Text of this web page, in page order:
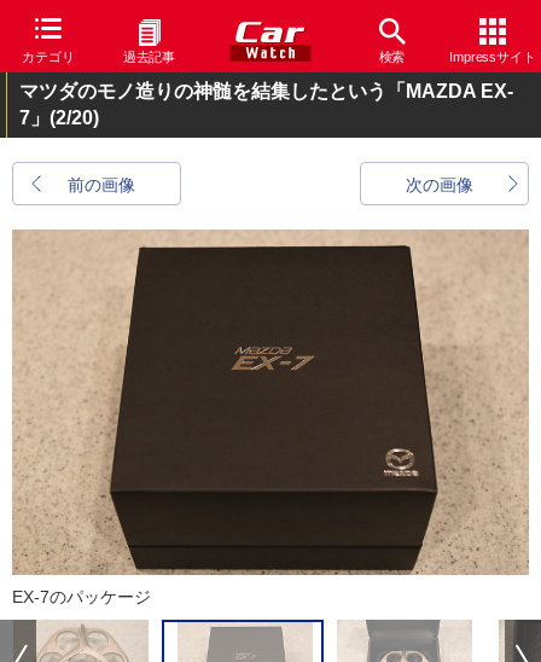
カテゴリ 過去記事 検索 Impressサイト
マツダのモノ造りの神髄を結集したという「MAZDA EX-
7」 (2/20)
前の画像 次の画像
EX-7のパッケージ